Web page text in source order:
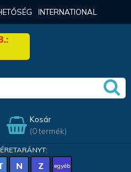
INTERNATIONAL
Kosár
(0 termék)
N Z egyéb